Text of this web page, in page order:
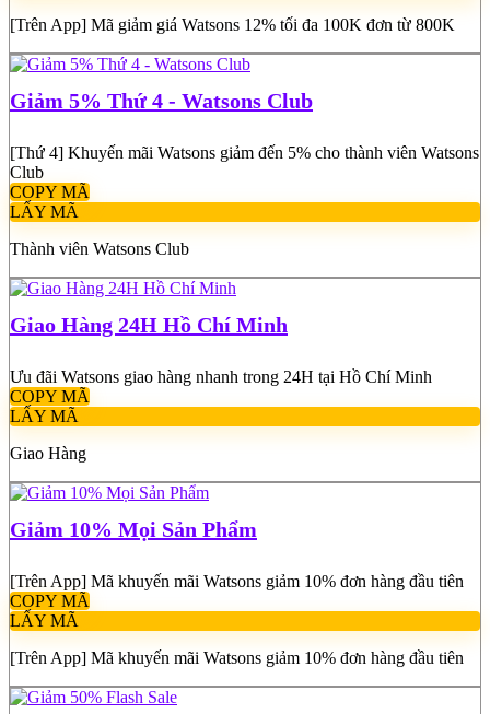
[Trên App] Mã giảm giá Watsons 12% tối đa 100K đơn từ 800K
Giảm 5% Thứ 4 - Watsons Club
[Thứ 4] Khuyến mãi Watsons giảm đến 5% cho thành viên Watsons
Club
COPY MÃ
LẤY MÃ
Thành viên Watsons Club
Giao Hàng 24H Hồ Chí Minh
Ưu đãi Watsons giao hàng nhanh trong 24H tại Hồ Chí Minh
COPY MÃ
LẤY MÃ
Giao Hàng
Giảm 10% Mọi Sản Phẩm
[Trên App] Mã khuyến mãi Watsons giảm 10% đơn hàng đầu tiên
COPY MÃ
LẤY MÃ
[Trên App] Mã khuyến mãi Watsons giảm 10% đơn hàng đầu tiên